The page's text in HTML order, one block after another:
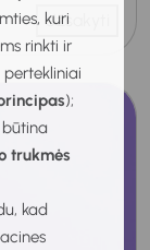
kuri
rinkti ir
);
trukmės
kad
Užsakyti